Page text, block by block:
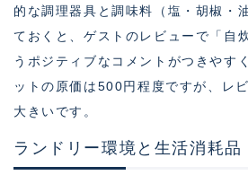
的な調理器具と調味料（塩・胡椒・
ておくと、ゲストのレビューで「自
うポジティブなコメントがつきやす
ットの原価は500円程度ですが、レ
大きいです。
ランドリー環境と生活消耗品